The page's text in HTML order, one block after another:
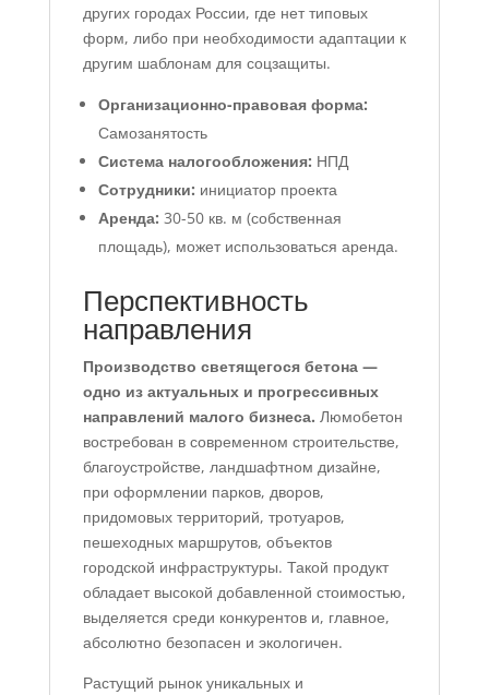
других городах России, где нет типовых
форм, либо при необходимости адаптации к
другим шаблонам для соцзащиты.
Организационно-правовая форма:
Самозанятость
Система налогообложения: НПД
Сотрудники: инициатор проекта
Аренда: 30-50 кв. м (собственная
площадь), может использоваться аренда.
Перспективность
направления
Производство светящегося бетона —
одно из актуальных и прогрессивных
направлений малого бизнеса. Люмобетон
востребован в современном строительстве,
благоустройстве, ландшафтном дизайне,
при оформлении парков, дворов,
придомовых территорий, тротуаров,
пешеходных маршрутов, объектов
городской инфраструктуры. Такой продукт
обладает высокой добавленной стоимостью,
выделяется среди конкурентов и, главное,
абсолютно безопасен и экологичен.
Растущий рынок уникальных и